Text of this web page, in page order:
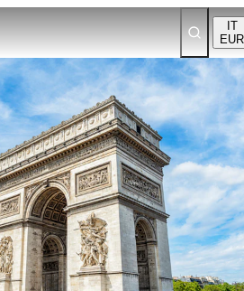
IT
EUR